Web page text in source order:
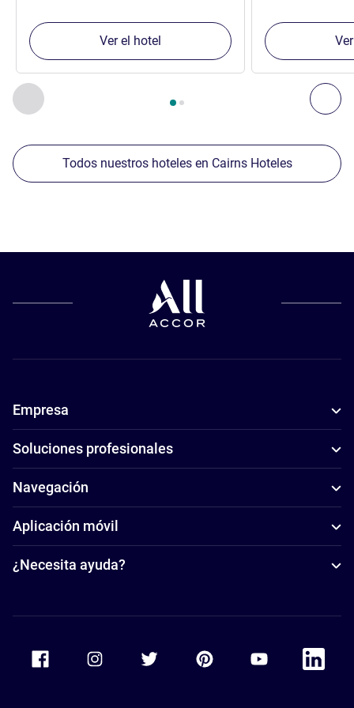
Anterior - Nuestros establecimientos cercanos
Página , Nuestros establecimientos cercanos 1 :,
Ver el hotel
Todos nuestros hoteles en Cairns Hoteles
Empresa
Soluciones profesionales
Navegación
Aplicación móvil
¿Necesita ayuda?
Accor Youtube
Accor